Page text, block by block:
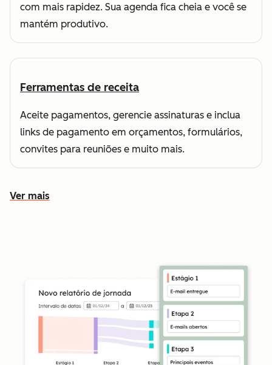
com mais rapidez. Sua agenda fica cheia e você se
mantém produtivo.
Ferramentas de receita
Aceite pagamentos, gerencie assinaturas e inclua
links de pagamento em orçamentos, formulários,
convites para reuniões e muito mais.
Ver mais
Conheça outros recursos